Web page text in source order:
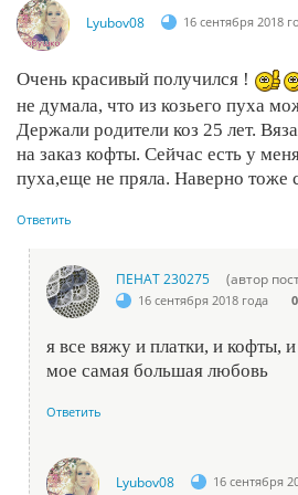
Lyubov08 16 сентября 2018
Очень красивый получился !
не думала, что из козьего пуха
Держали родители коз 25 лет.
на заказ кофты. Сейчас есть у
пуха,еще не пряла. Наверно тоже
Ответить
ПЕНАТ 230275 (автор
16 сентября 2018 года 0
я все вяжу и платки, и кофты,
мое самая большая любовь
Ответить
Lyubov08 16 сентября